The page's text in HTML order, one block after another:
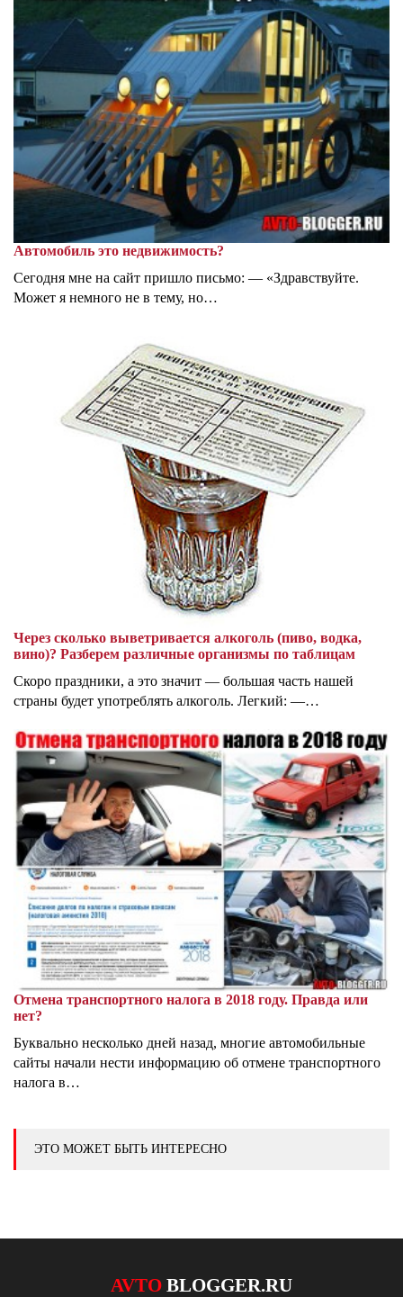
Автомобиль это недвижимость?
Сегодня мне на сайт пришло письмо: — «Здравствуйте.
Может я немного не в тему, но…
Через сколько выветривается алкоголь (пиво, водка,
вино)? Разберем различные организмы по таблицам
Скоро праздники, а это значит — большая часть нашей
страны будет употреблять алкоголь. Легкий: —…
Отмена транспортного налога в 2018 году. Правда или
нет?
Буквально несколько дней назад, многие автомобильные
сайты начали нести информацию об отмене транспортного
налога в…
ЭТО МОЖЕТ БЫТЬ ИНТЕРЕСНО
AVTO BLOGGER.RU